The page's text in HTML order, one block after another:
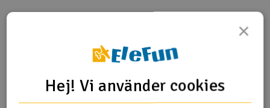
Outlet
Scooter & elfordon
Produktinformation
×
Hej! Vi använder cookies